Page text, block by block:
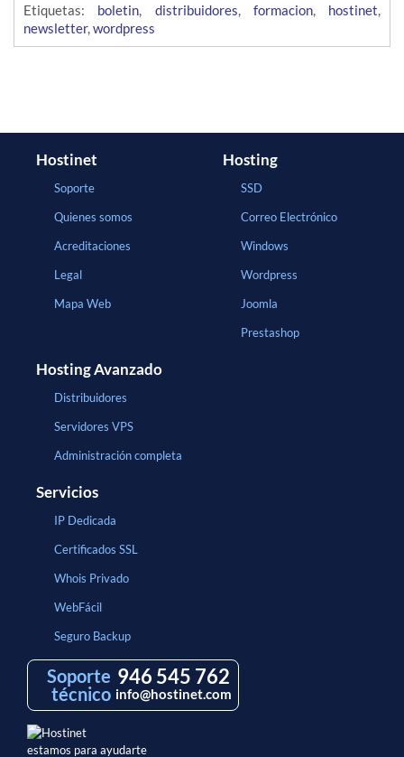
Etiquetas: boletin distribuidores formacion, hostinet
newsletter, wordpress
Hostinet
Soporte
Quienes somos
Acreditaciones
Legal
Mapa Web
Hosting
SSD
Correo Electrónico
Windows
Wordpress
Joomla
Prestashop
Hosting Avanzado
Distribuidores
Servidores VPS
Administración completa
Servicios
IP Dedicada
Certificados SSL
Whois Privado
WebFácil
Seguro Backup
Soporte
técnico
946 545 762
info@hostinet.com
estamos para ayudarte